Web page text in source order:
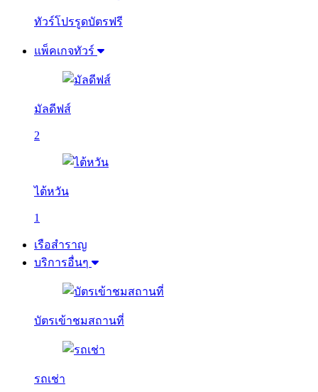
ทัวร์โปรรูดบัตรฟรี
แพ็คเกจทัวร์
มัลดีฟส์
2
ไต้หวัน
1
เรือสำราญ
บริการอื่นๆ
บัตรเข้าชมสถานที่
รถเช่า